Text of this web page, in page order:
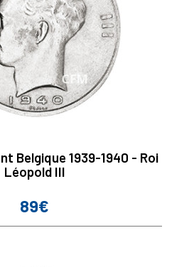
Belgique 1939-1940 - Roi
Léopold III
Prix
89€